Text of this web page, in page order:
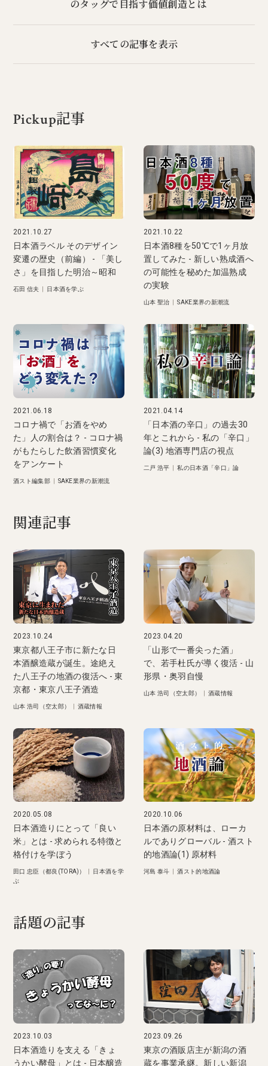
のタッグで目指す価値創造とは
すべての記事を表示
Pickup記事
2021.10.27
日本酒ラベル そのデザイン
変遷の歴史（前編） - 「美し
さ」を目指した明治～昭和
石田 信夫 日本酒を学ぶ
2021.10.22
日本酒8種を50℃で1ヶ月放
置してみた - 新しい熟成酒へ
の可能性を秘めた加温熟成
の実験
山本 聖治 |SAKE業界の新潮流
2021.06.18
コロナ禍で「お酒をやめ
た」人の割合は？ - コロナ禍
がもたらした飲酒習慣変化
をアンケート
酒スト編集部| SAKE業界の新潮流
2021.04.14
「日本酒の辛口」の過去30
年とこれから - 私の「辛口」
論(3) 地酒専門店の視点
二戸 浩平 |私の日本酒「辛口」論
関連記事
2023.10.24
東京都八王子市に新たな日
本酒醸造蔵が誕生。途絶え
た八王子の地酒の復活へ - 東
京都・東京八王子酒造
山本 浩司（空太郎） 酒蔵情報
2023.04.20
「山形で一番尖った酒」
で、若手杜氏が導く復活 - 山
形県・奥羽自慢
山本 浩司（空太郎） 酒蔵情報
2020.05.08
日本酒造りにとって「良い
米」とは - 求められる特徴と
格付けを学ぼう
田口 忠臣（都良(TORA)）
日本酒を学
ぶ
2020.10.06
日本酒の原材料は、ローカ
ルでありグローバル - 酒スト
的地酒論(1) 原材料
河島 泰斗 |酒スト的地酒論
話題の記事
2023.10.03
日本酒造りを支える「きょ
うかい酵母」とは - 日本醸造
2023.09.26
東京の酒販店主が新潟の酒
蔵を事業承継。新しい新潟